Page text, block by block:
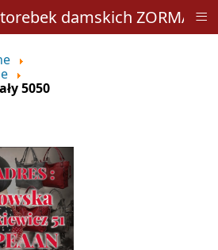
5050
damskich ZORMAX≡